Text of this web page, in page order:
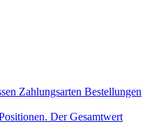
Zahlungsarten Bestellungen
Der Gesamtwert